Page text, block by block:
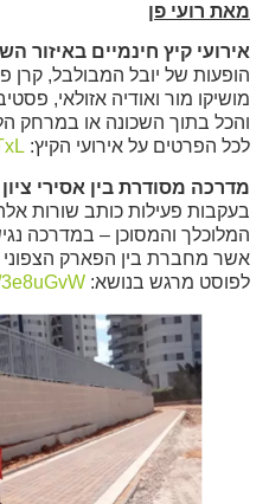
מאת רועי פן
אירועי קיץ חינמיים באיזור
הופעות של יובל המבולבל, קרן
מושיקו מור ואודיה אזולאי,
והכל בתוך השכונה או במרחק
לכל הפרטים על אירועי הקיץ:
מדרכה מסודרת בין אסירי ציון 26 לתחנת הדלק
בעקבות פעילות כותב שורות
המלוכלך והמסוכן – במדרכה
אשר מחברת בין הפארק הצפוני
לפוסט מרגש בנושא: